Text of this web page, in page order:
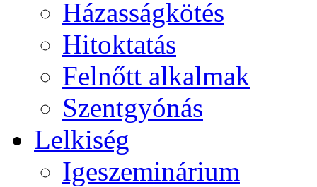
Házasságkötés
Hitoktatás
Felnőtt alkalmak
Szentgyónás
Lelkiség
Igeszeminárium